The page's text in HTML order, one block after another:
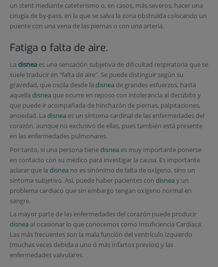
un stent mediante cateterismo o, en casos, más severos, hacer una
cirugía de by-pass, en la que se salva la zona obstruida colocando un
puente con una vena de las piernas o con una arteria.
Fatiga o falta de aire.
La disneaes una sensación subjetiva de dificultad respiratoria que se
suele traducir en "falta de aire". Se puede distinguir según su
gravedad, que oscila desde la disnea de grandes esfuerzos, hasta
aquella disnea que ocurre en reposo con intolerancia al decúbito y
que puede ir acompañada de hinchazón de piernas, palpitaciones,
ansiedad. La disnea es un síntoma cardinal de las enfermedades del
corazón, aunque no exclusivo de ellas, pues también está presente
en las enfermedades pulmonares.
Por tanto, si una persona tienedisnea es muy importante ponerse
en contacto con su médico para investigar la causa. Es importante
aclarar que la disnea no es sinónimo de falta de oxígeno, sino un
síntoma subjetivo. Así, puede haber pacientes con disnea y un
problema cardiaco que sin embargo tengan oxígeno normal en
sangre.
La mayor parte de las enfermedades del corazón puede producir
disnea al ocasionar lo que conocemos como Insuficiencia Cardiaca.
Las más frecuentes son la mala función del ventrículo izquierdo
(muchas veces debida a uno ó más infartos previos) y las
enfermedades valvulares.